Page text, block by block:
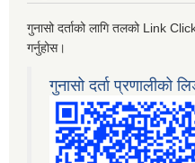
गुनासो दर्ताको लागि तलको Link
गर्नुहोस।
गुनासो दर्ता प्रणालीको